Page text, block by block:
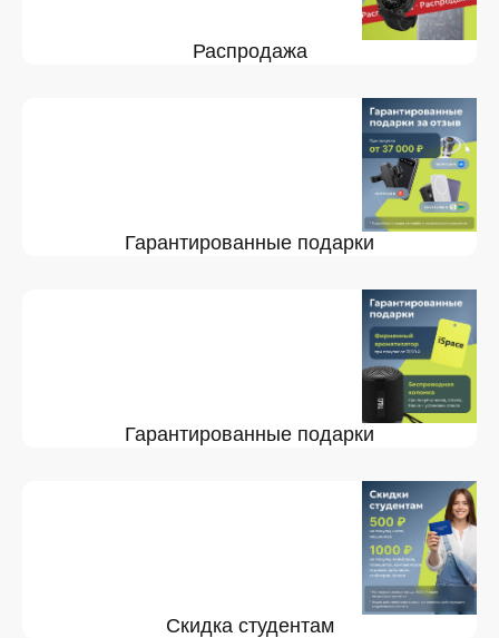
Распродажа
Гарантированные подарки
Гарантированные подарки
Скидка студентам